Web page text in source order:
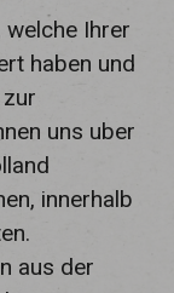
welche Ihrer
haben und
uns uber
innerhalb
aus der